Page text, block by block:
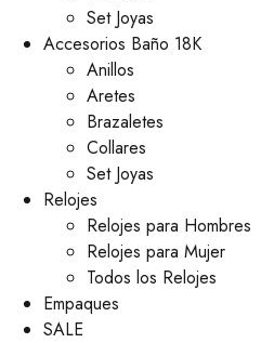
Set Joyas
Accesorios Baño 18K
Anillos
Aretes
Brazaletes
Collares
Set Joyas
Relojes
Relojes para Hombres
Relojes para Mujer
Todos los Relojes
Empaques
SALE